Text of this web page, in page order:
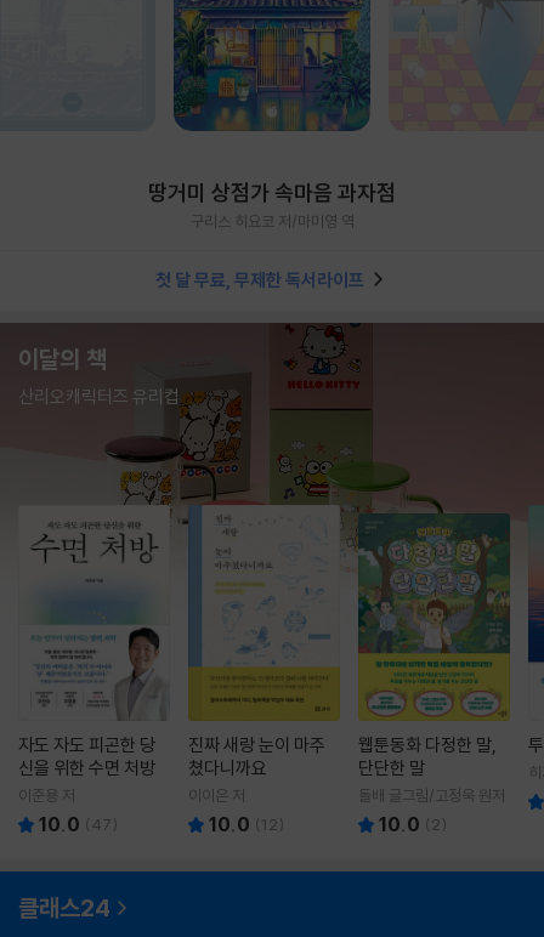
땅거미 상점가 속마음 과자점
구리스 히요코 저/마미영 역
첫 달 무료, 무제한 독서라이프
이달의 책
산리오캐릭터즈 유리컵
자도 자도 피곤한 당
신을 위한 수면 처방
이준용 저
10.0 (47)
진짜 새랑 눈이 마주
쳤다니까요
이이은 저
10.0 (12)
웹툰동화 다정한 말,
단단한 말
돌배 글그림/고정욱 원저
10.0 ( 2)
클래스24